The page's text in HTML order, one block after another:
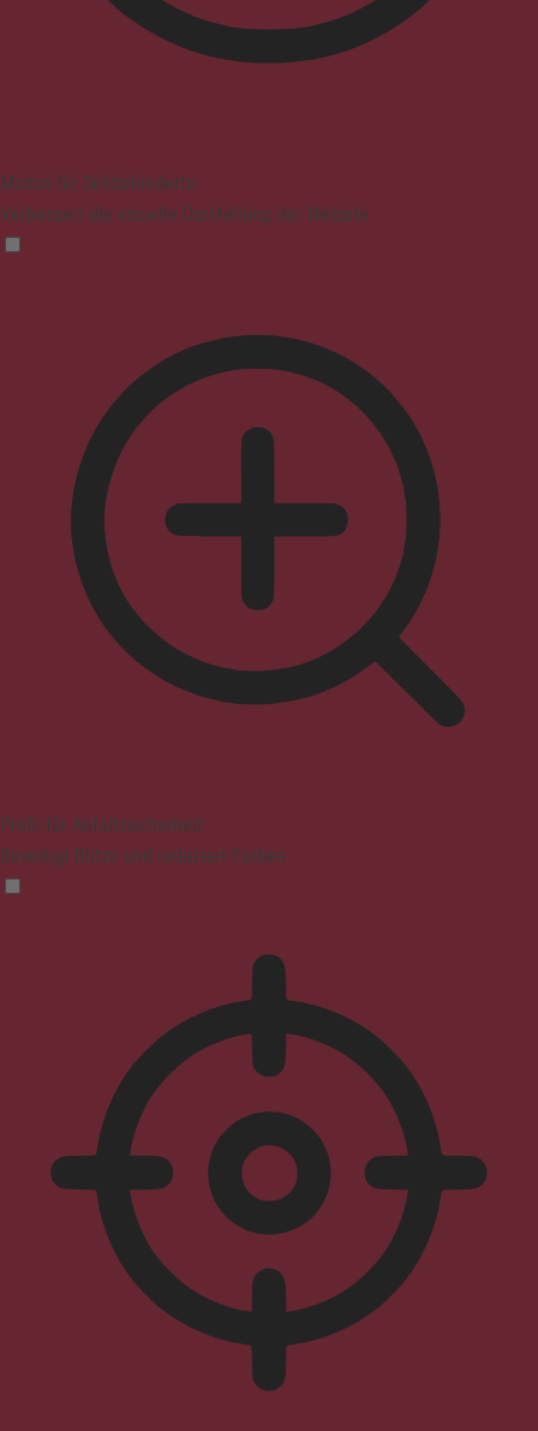
Modus für Sehbehinderte
Verbessert die visuelle Darstellung der Website
Profil für Anfallssicherheit
Beseitigt Blitze und reduziert Farben